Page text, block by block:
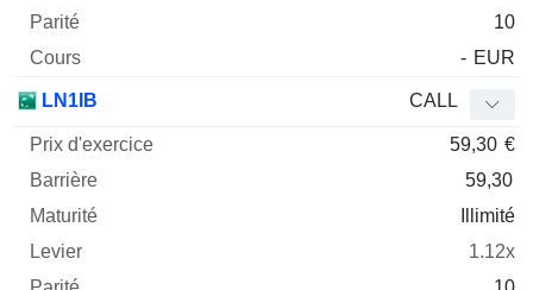
10
- EUR
LN1IB CALL
59,30 €
59,30
Illimité
1.12x